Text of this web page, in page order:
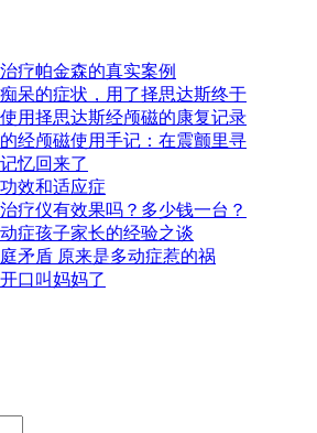
疗帕金森的真实案例​
呆的症状，用了择思达斯终于
用择思达斯经颅磁的康复记录
经颅磁使用手记：在震颤里寻
忆回来了​
效和适应症
疗仪有效果吗？多少钱一台？
症孩子家长的经验之谈
矛盾 原来是多动症惹的祸
口叫妈妈了